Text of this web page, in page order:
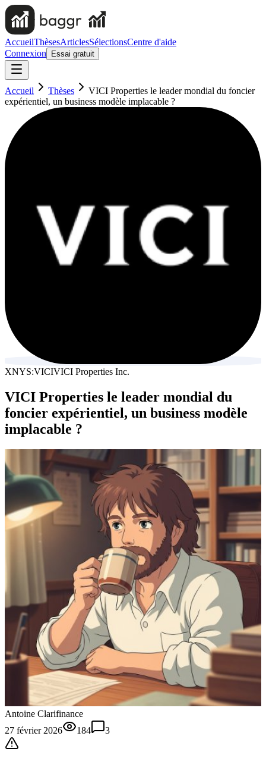
AccueilThèsesArticlesSélectionsCentre d'aide
Connexion
Essai gratuit
Accueil Thèses
VICI Properties le leader mondial du foncier
expérientiel, un business modèle implacable ?
XNYS:VICIVICI Properties Inc.
VICI Properties le leader mondial du
foncier expérientiel, un business modèle
implacable ?
Antoine Clarifinance
27 février 2026
184 3